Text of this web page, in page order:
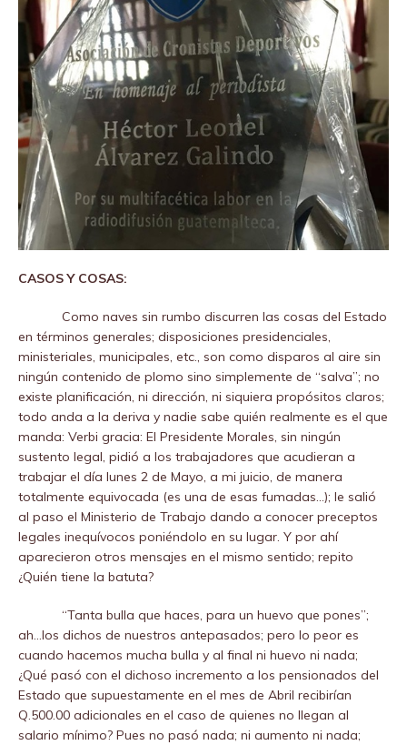
CASOS Y COSAS:
Como naves sin rumbo discurren las cosas del Estado
en términos generales; disposiciones presidenciales,
ministeriales, municipales, etc., son como disparos al aire sin
ningún contenido de plomo sino simplemente de “salva”; no
existe planificación, ni dirección, ni siquiera propósitos claros;
todo anda a la deriva y nadie sabe quién realmente es el que
manda: Verbi gracia: El Presidente Morales, sin ningún
sustento legal, pidió a los trabajadores que acudieran a
trabajar el día lunes 2 de Mayo, a mi juicio, de manera
totalmente equivocada (es una de esas fumadas…); le salió
al paso el Ministerio de Trabajo dando a conocer preceptos
legales inequívocos poniéndolo en su lugar. Y por ahí
aparecieron otros mensajes en el mismo sentido; repito
¿Quién tiene la batuta?
“Tanta bulla que haces, para un huevo que pones”;
ah…los dichos de nuestros antepasados; pero lo peor es
cuando hacemos mucha bulla y al final ni huevo ni nada;
¿Qué pasó con el dichoso incremento a los pensionados del
Estado que supuestamente en el mes de Abril recibirían
Q.500.00 adicionales en el caso de quienes no llegan al
salario mínimo? Pues no pasó nada; ni aumento ni nada;